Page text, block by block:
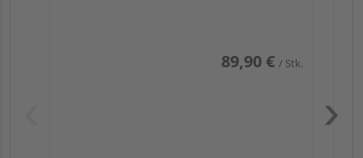
89,90 € / Stk.